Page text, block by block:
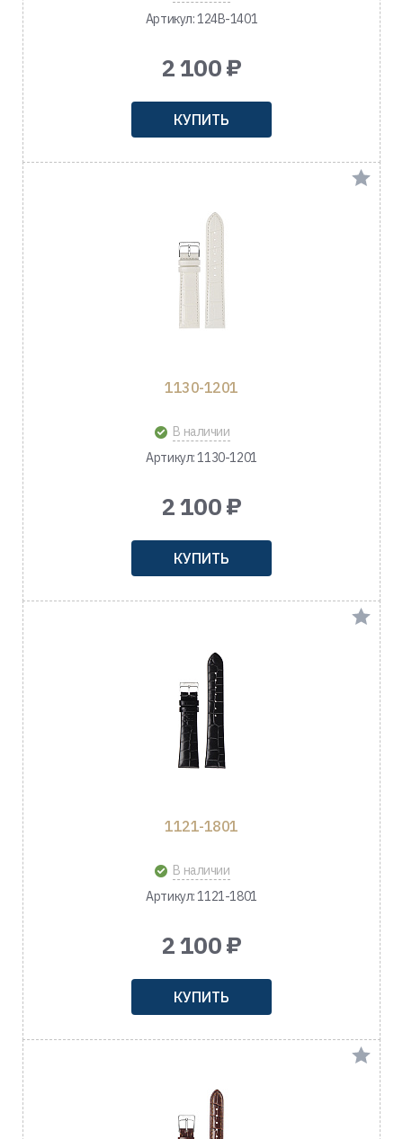
Артикул: 124B-1401
2 100 ₽
КУПИТЬ
1130-1201
В наличии
Артикул: 1130-1201
2 100 ₽
КУПИТЬ
1121-1801
В наличии
Артикул: 1121-1801
2 100 ₽
КУПИТЬ